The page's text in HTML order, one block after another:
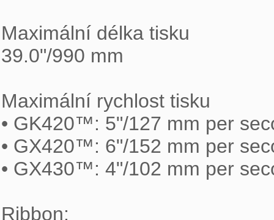
Maximální délka tisku
39.0"/990 mm
Maximální rychlost tisku
• GK420™: 5"/127 mm per
• GX420™: 6"/152 mm per
• GX430™: 4"/102 mm per
Ribbon: